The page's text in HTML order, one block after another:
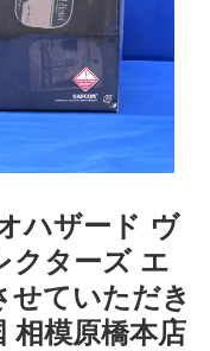
ハザード ​ヴ
クターズ ​エ
せていただき
相模原橋本店